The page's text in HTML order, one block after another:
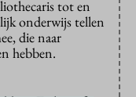
tot en
onderwijs tellen
die naar
hebben.